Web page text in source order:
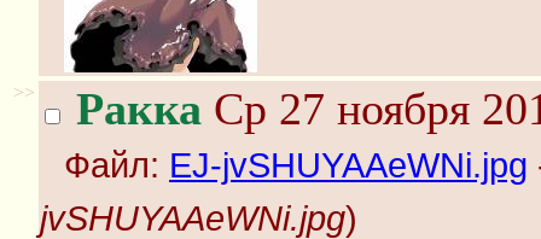
>> Ракка Ср 27 ноября
Файл: EJ-jvSHUYAAeWNi.jpg
jvSHUYAAeWNi.jpg)